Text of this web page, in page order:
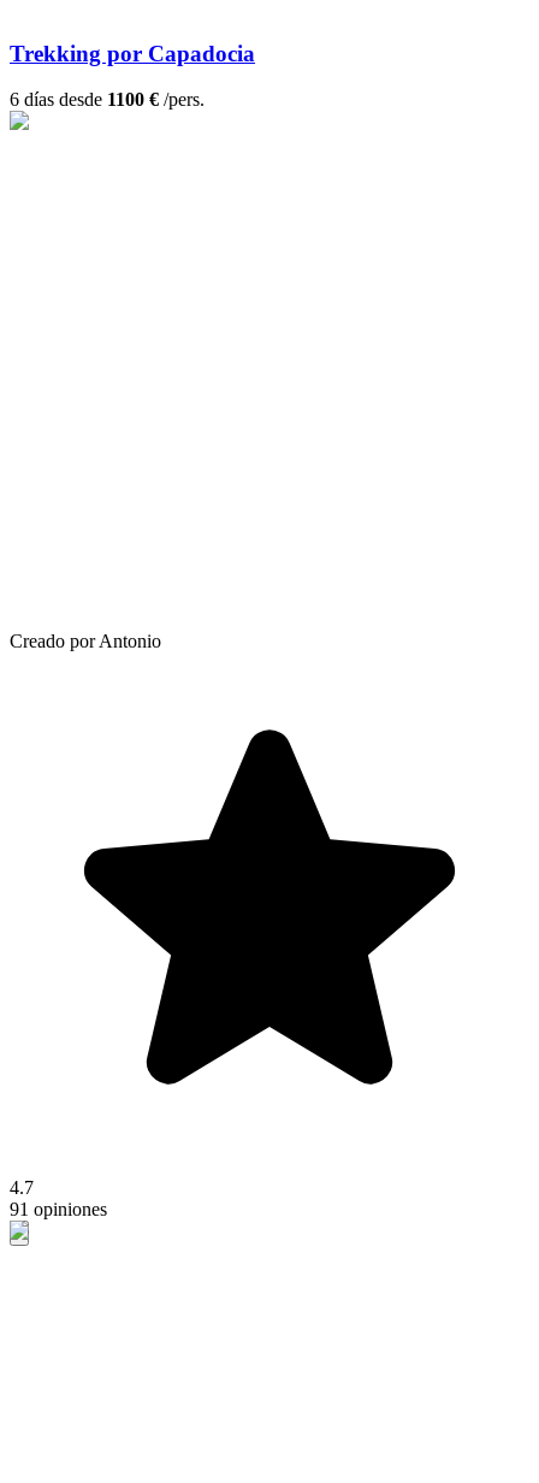
Trekking por Capadocia
6 días desde 1100 € /pers.
Creado por Antonio
4.7
91 opiniones